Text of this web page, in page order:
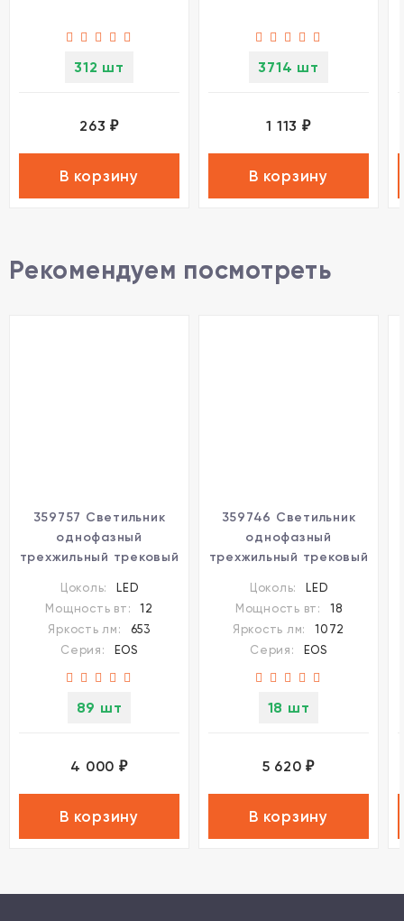
312 шт
263 ₽
В корзину
3714 шт
1 113 ₽
В корзину
Рекомендуем посмотреть
359757 Светильник
однофазный
трехжильный трековый
температуры
Novotech EOS IP20 LED
12W 220V
2700К/3200К/4000К
Цоколь:
LED
Мощность вт:
12
Яркость лм:
653
Серия:
EOS
89 шт
4 000 ₽
В корзину
359746 Светильник
однофазный
трехжильный трековый
температуры
Novotech IP20 LED 18W
220V
2700К/3200К/4000К
EOS
Цоколь:
LED
Мощность вт:
18
Яркость лм:
1072
Серия:
EOS
18 шт
5 620₽
В корзину